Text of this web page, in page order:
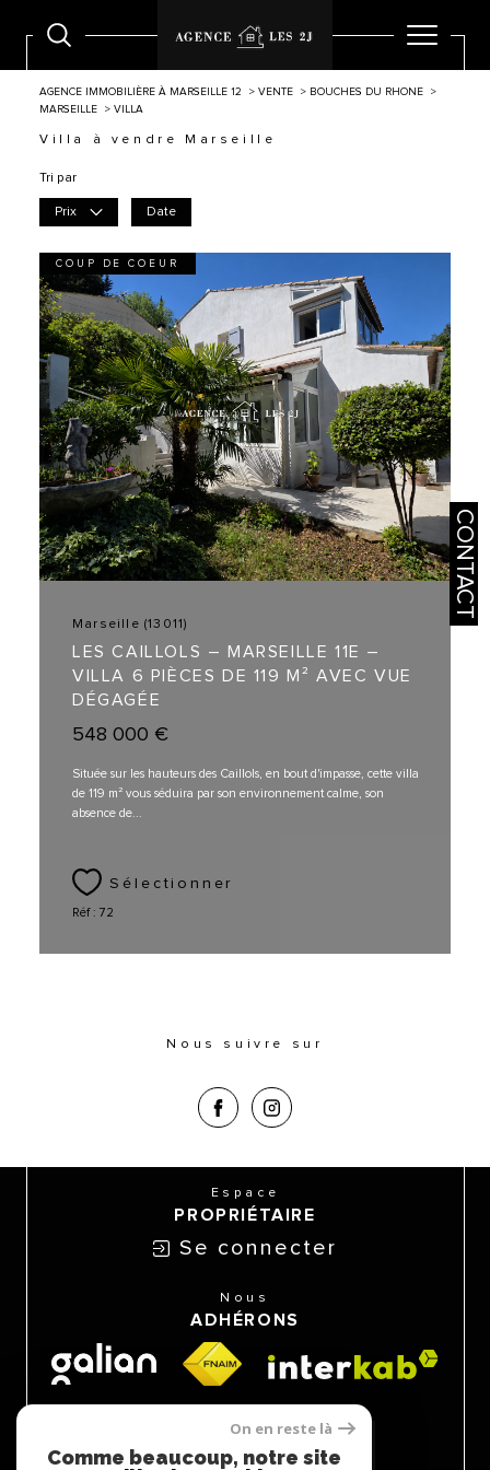
CONTACT
AGENCE IMMOBILIÈRE À MARSEILLE 12 VENTE
BOUCHES DU RHONE
MARSEILLE
VILLA
Villa à vendre Marseille
Tri par
Prix Date
Marseille (13011)
LES CAILLOLS – MARSEILLE 11E –
VILLA 6 PIÈCES DE 119 M² AVEC VUE
DÉGAGÉE
548 000 €
Située sur les hauteurs des Caillols, en bout d'impasse, cette villa
de 119 m² vous séduira par son environnement calme, son
absence de...
Sélectionner
Réf : 72
COUP DE COEUR
Nous suivre sur
Espace
PROPRIÉTAIRE
Se connecter
Nous
ADHÉRONS
On en reste là
Comme beaucoup, notre site